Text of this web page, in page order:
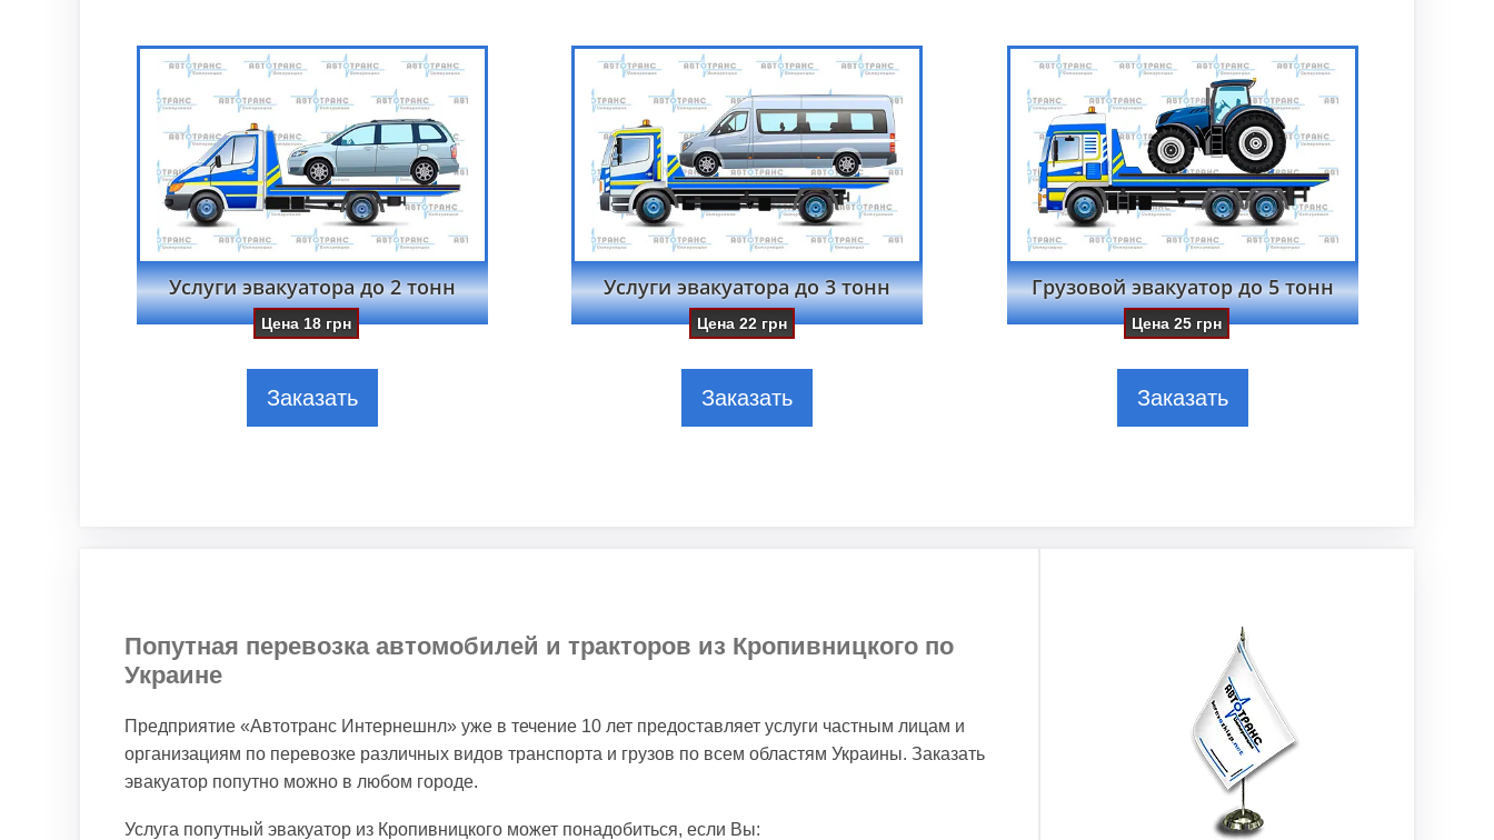
Услуги эвакуатора до 2 тонн
Цена 18 грн
Заказать
Услуги эвакуатора до 3 тонн
Цена 22грн
Заказать
Грузовой эвакуатор до 5 тонн
Цена25 грн
Заказать
Попутная перевозка автомобилей и тракторов из Кропивницкого по
Украине
Предприятие «Автотранс Интернешнл» уже в течение 10 лет предоставляет услуги частным лицам и
организациям по перевозке различных видов транспорта и грузов по всем областям Украины. Заказать
эвакуатор попутно можно в любом городе.
Услуга попутный эвакуатор из Кропивницкого может понадобиться, если Вы: